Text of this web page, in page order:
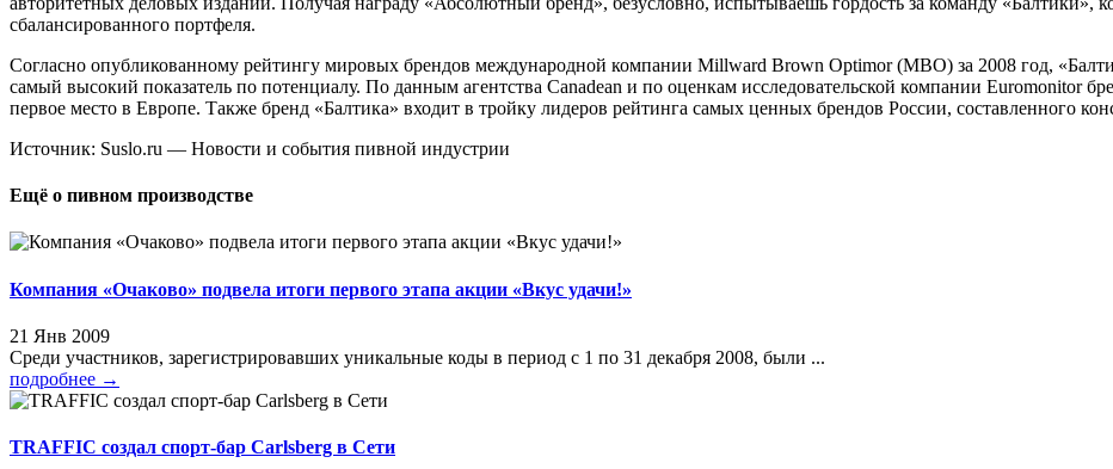
сбалансированного портфеля.
Согласно опубликованному рейтингу мировых брендов международной компании Millward Brown Optimor (MBO) за 2008 год,
самый высокий показатель по потенциалу. По данным агентства Canadean и по оценкам исследовательской компании Euromonitor
первое место в Европе. Также бренд «Балтика» входит в тройку лидеров рейтинга самых ценных брендов России, составленного
Источник: Suslo.ru — Новости и события пивной индустрии
Ещё о пивном производстве
Компания «Очаково» подвела итоги первого этапа акции «Вкус удачи!»
21 Янв 2009
Среди участников, зарегистрировавших уникальные коды в период с 1 по 31 декабря 2008, были ...
подробнее →
TRAFFIC создал спорт-бар Carlsberg в Сети